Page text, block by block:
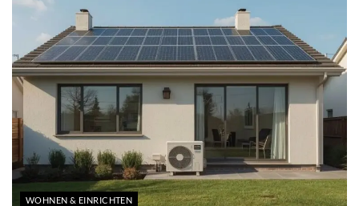
WOHNEN & EINRICHTEN